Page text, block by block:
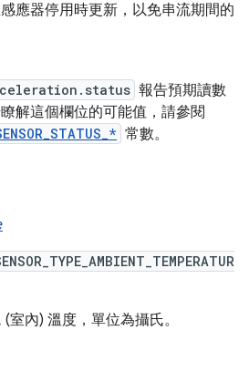
應器停用時更新，以免串流期間的
報告預期讀數
解這個欄位的可能值，請參閱
常數。
內) 溫度，單位為攝氏。